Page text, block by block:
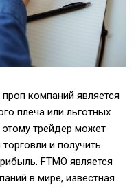
компаний является
плеча или льготных
этому трейдер может
и получить
FTMO является
в мире, известная